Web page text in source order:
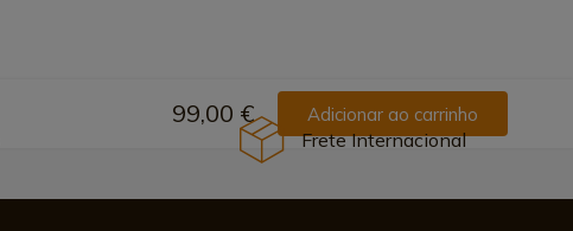
99,00 € Adicionar ao carrinho
Frete Internacional